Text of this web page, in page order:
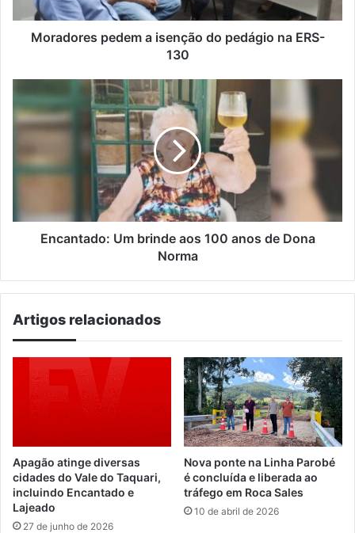
130
Moradores pedem a isenção do pedágio na ERS-
130
brinde
anos
Norma
Encantado: Um brinde aos 100 anos de Dona
Norma
Artigos relacionados
Apagão atinge diversas
cidades do Vale do Taquari,
incluindo Encantado e
Lajeado
27 de junho de 2026
Nova ponte na Linha Parobé
é concluída e liberada ao
tráfego em Roca Sales
10 de abril de 2026